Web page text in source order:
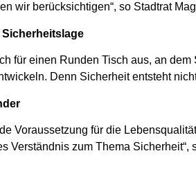
wir berücksichtigen“, so Stadtrat
für einen Runden Tisch aus, an
Denn Sicherheit entsteht
Voraussetzung für die
Verständnis zum Thema